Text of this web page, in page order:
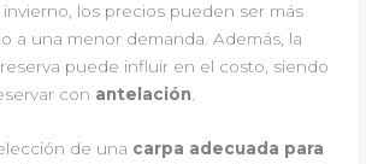
los precios pueden ser más
a una menor demanda. Además, la
puede influir en el costo, siendo
con antelación
de una carpa adecuada para